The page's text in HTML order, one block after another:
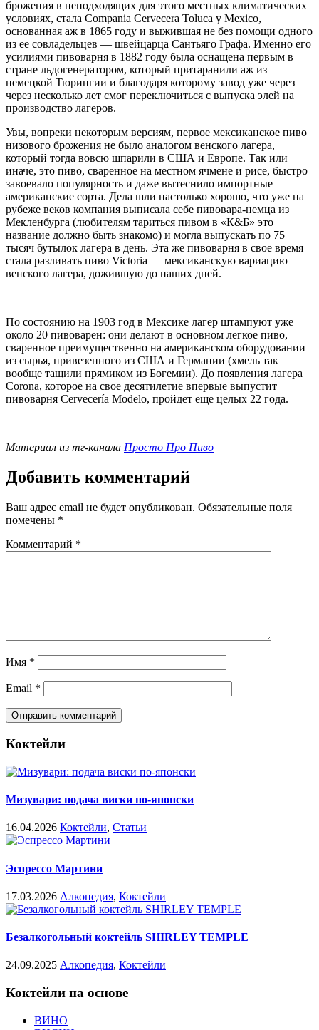
брожения в неподходящих для этого местных климатических
условиях, стала Compania Cervecera Toluca y Mexico,
основанная аж в 1865 году и выжившая не без помощи одного
из ее совладельцев — швейцарца Сантьяго Графа. Именно его
усилиями пивоварня в 1882 году была оснащена первым в
стране льдогенератором, который притаранили аж из
немецкой Тюрингии и благодаря которому завод уже через
через несколько лет смог переключиться с выпуска элей на
производство лагеров.
Увы, вопреки некоторым версиям, первое мексиканское пиво
низового брожения не было аналогом венского лагера,
который тогда вовсю шпарили в США и Европе. Так или
иначе, это пиво, сваренное на местном ячмене и рисе, быстро
завоевало популярность и даже вытеснило импортные
американские сорта. Дела шли настолько хорошо, что уже на
рубеже веков компания выписала себе пивовара-немца из
Мекленбурга (любителям тариться пивом в «К&Б» это
название должно быть знакомо) и могла выпускать по 75
тысяч бутылок лагера в день. Эта же пивоварня в свое время
стала разливать пиво Victoria — мексиканскую вариацию
венского лагера, дожившую до наших дней.
По состоянию на 1903 год в Мексике лагер штампуют уже
около 20 пивоварен: они делают в основном легкое пиво,
сваренное преимущественно на американском оборудовании
из сырья, привезенного из США и Германии (хмель так
вообще тащили прямиком из Богемии). До появления лагера
Corona, которое на свое десятилетие впервые выпустит
пивоварня Cervecería Modelo, пройдет еще целых 22 года.
Материал из тг-канала Просто Про Пиво
Добавить комментарий
Ваш адрес email не будет опубликован. Обязательные поля
помечены *
Комментарий *
Имя *
Email *
Коктейли
Мизувари: подача виски по-японски
16.04.2026 Коктейли, Статьи
Эспрессо Мартини
17.03.2026 Алкопедия, Коктейли
Безалкогольный коктейль SHIRLEY TEMPLE
24.09.2025 Алкопедия, Коктейли
Коктейли на основе
ВИНО